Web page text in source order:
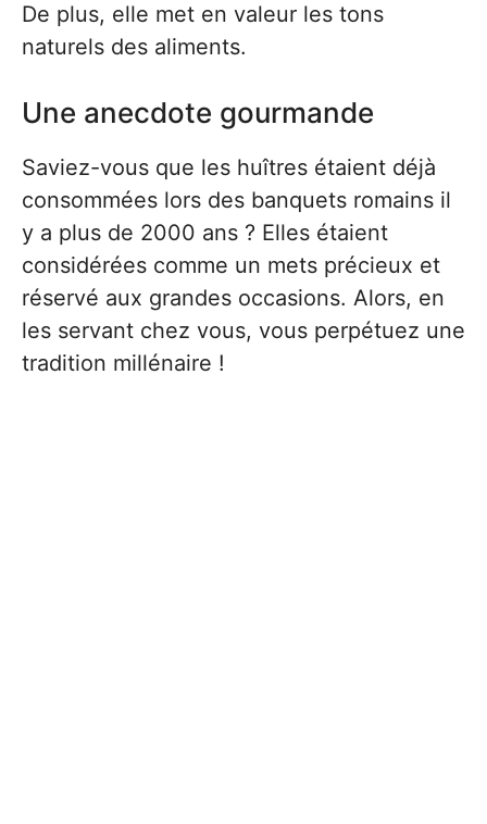
De plus, elle met en valeur les tons
naturels des aliments.
Une anecdote gourmande
Saviez-vous que les huîtres étaient déjà
consommées lors des banquets romains il
y a plus de 2000 ans ? Elles étaient
considérées comme un mets précieux et
réservé aux grandes occasions. Alors, en
les servant chez vous, vous perpétuez une
tradition millénaire !